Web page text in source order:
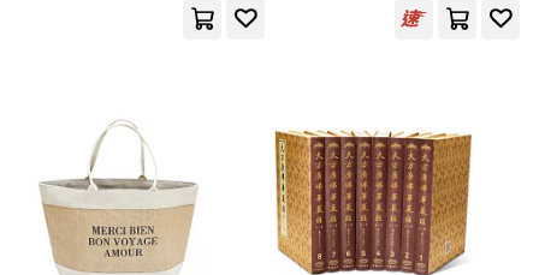
王春法（主編）(3)
百永さりな(3)
秦春華（主編）(3)
中國水利水電出版社(8)
中國計量出版社(8)